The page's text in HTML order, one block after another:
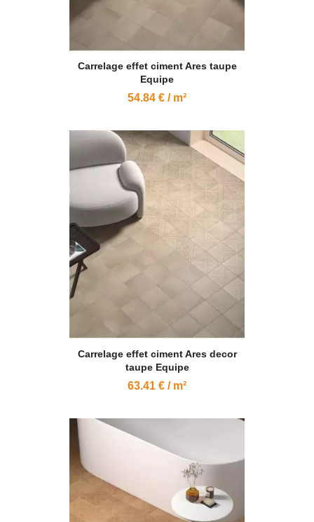
Carrelage effet ciment Ares taupe
Equipe
54.84 € / m²
Carrelage effet ciment Ares decor
taupe Equipe
63.41 € / m²